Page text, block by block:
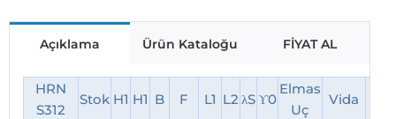
Açıklama Ürün Kataloğu FİYAT AL
HRN
S312
Stok H1 H1 B F L1 L2 λSϒ0
Elmas
Uç
Vida